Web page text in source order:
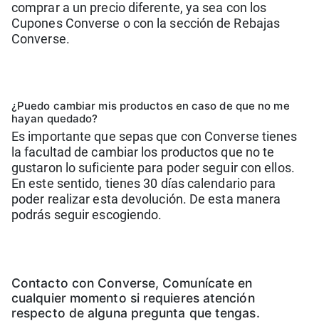
comprar a un precio diferente, ya sea con los
Cupones Converse o con la sección de Rebajas
Converse.
¿Puedo cambiar mis productos en caso de que no me
hayan quedado?
Es importante que sepas que con Converse tienes
la facultad de cambiar los productos que no te
gustaron lo suficiente para poder seguir con ellos.
En este sentido, tienes 30 días calendario para
poder realizar esta devolución. De esta manera
podrás seguir escogiendo.
Contacto con Converse, Comunícate en
cualquier momento si requieres atención
respecto de alguna pregunta que tengas.